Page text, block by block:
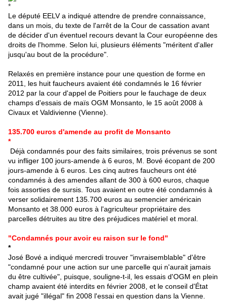
*
Le député EELV a indiqué attendre de prendre connaissance,
dans un mois, du texte de l'arrêt de la Cour de cassation avant
de décider d'un éventuel recours devant la Cour européenne des
droits de l'homme. Selon lui, plusieurs éléments "méritent d'aller
jusqu'au bout de la procédure".
Relaxés en première instance pour une question de forme en
2011, les huit faucheurs avaient été condamnés le 16 février
2012 par la cour d'appel de Poitiers pour le fauchage de deux
champs d'essais de maïs OGM Monsanto, le 15 août 2008 à
Civaux et Valdivienne (Vienne).
135.700 euros d'amende au profit de Monsanto
*
Déjà condamnés pour des faits similaires, trois prévenus se sont
vu infliger 100 jours-amende à 6 euros, M. Bové écopant de 200
jours-amende à 6 euros. Les cinq autres faucheurs ont été
condamnés à des amendes allant de 300 à 600 euros, chaque
fois assorties de sursis. Tous avaient en outre été condamnés à
verser solidairement 135.700 euros au semencier américain
Monsanto et 38.000 euros à l'agriculteur propriétaire des
parcelles détruites au titre des préjudices matériel et moral.
"Condamnés pour avoir eu raison sur le fond"
*
José Bové a indiqué mercredi trouver "invraisemblable" d'être
"condamné pour une action sur une parcelle qui n'aurait jamais
du être cultivée", puisque, souligne-t-il, les essais d'OGM en plein
champ avaient été interdits en février 2008, et le conseil d'État
avait jugé "illégal" fin 2008 l'essai en question dans la Vienne.